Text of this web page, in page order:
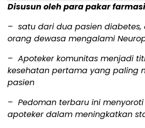
Disusun oleh para pakar
– satu dari dua pasien diabetes,
orang dewasa mengalami
– Apoteker komunitas menjadi
kesehatan pertama yang paling
pasien
– Pedoman terbaru ini
apoteker dalam meningkatkan